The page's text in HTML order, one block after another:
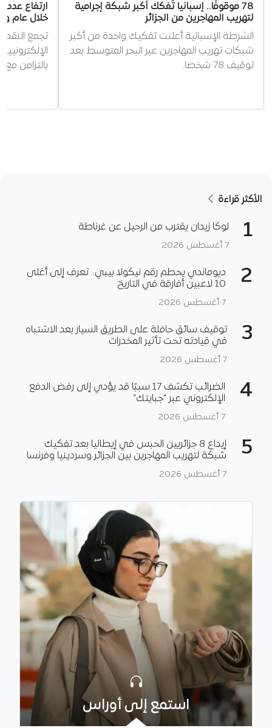
78 موقوفًا.. إسبانيا تُفكك أكبر شبكة إجرامية
لتهريب المهاجرين من الجزائر
الشرطة الإسبانية أعلنت تفكيك واحدة من أكبر
شبكات تهريب المهاجرين عبر البحر المتوسط بعد
توقيف 78 شخصا.
خلال عام
تجمع النقد
بالتزامن
الأكثر قراءة
1 لوكا زيدان يقترب من الرحيل عن غرناطة
7 أغسطس 2026
2
ديوماندي يحطم رقم نيكولا بيبي.. تعرف إلى أغلى
10 لاعبين أفارقة في التاريخ
7 أغسطس 2026
3
توقيف سائق حافلة على الطريق السيار بعد الاشتباه
في قيادته تحت تأثير المخدرات
7 أغسطس 2026
4
الضرائب تكشف 17 سببًا قد يؤدي إلى رفض الدفع
الإلكتروني عبر “جبايتك”
7 أغسطس 2026
5
إيداع 8 جزائريين الحبس في إيطاليا بعد تفكيك
شبكة لتهريب المهاجرين بين الجزائر وسردينيا وفرنسا
7 أغسطس 2026
استمع إلى أوراس